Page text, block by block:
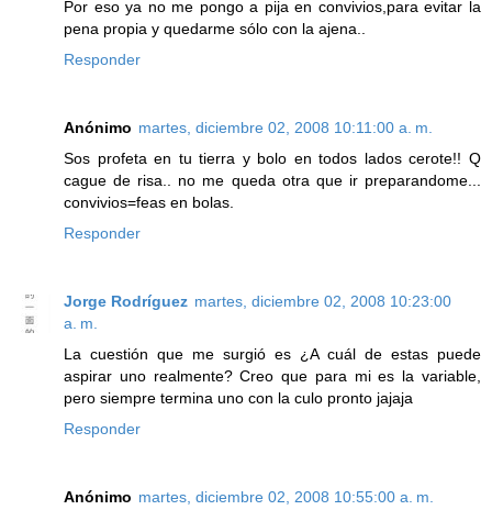
Por eso ya no me pongo a pija en convivios,para evitar la
pena propia y quedarme sólo con la ajena..
Responder
Anónimo martes, diciembre 02, 2008 10:11:00 a. m.
Sos profeta en tu tierra y bolo en todos lados cerote!! Q
cague de risa.. no me queda otra que ir preparandome...
convivios=feas en bolas.
Responder
Jorge Rodríguez martes, diciembre 02, 2008 10:23:00
a. m.
La cuestión que me surgió es ¿A cuál de estas puede
aspirar uno realmente? Creo que para mi es la variable,
pero siempre termina uno con la culo pronto jajaja
Responder
Anónimo martes, diciembre 02, 2008 10:55:00 a. m.